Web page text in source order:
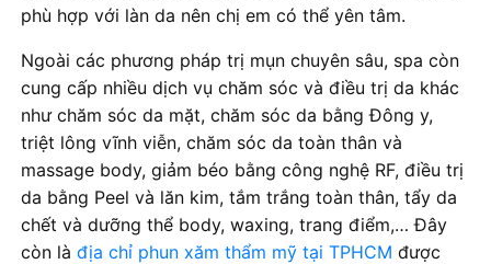
phù hợp với làn da nên chị em có thể yên tâm.
Ngoài các phương pháp trị mụn chuyên sâu, spa còn
cung cấp nhiều dịch vụ chăm sóc và điều trị da khác
như chăm sóc da mặt, chăm sóc da bằng Đông y,
triệt lông vĩnh viễn, chăm sóc da toàn thân và
massage body, giảm béo bằng công nghệ RF, điều trị
da bằng Peel và lăn kim, tắm trắng toàn thân, tẩy da
chết và dưỡng thể body, waxing, trang điểm,… Đây
còn là địa chỉ phun xăm thẩm mỹ tại TPHCM được